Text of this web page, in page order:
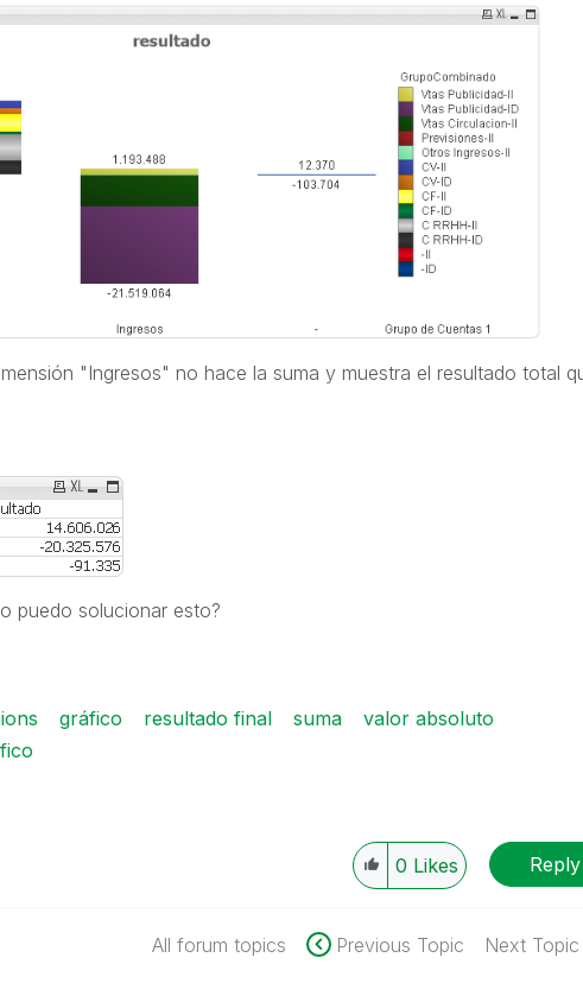
"Ingresos" no hace la suma y muestra el resultado total
puedo solucionar esto?
gráfico resultado final suma
valor absoluto
0 Likes Reply
All forum topics Previous Topic Next Topic